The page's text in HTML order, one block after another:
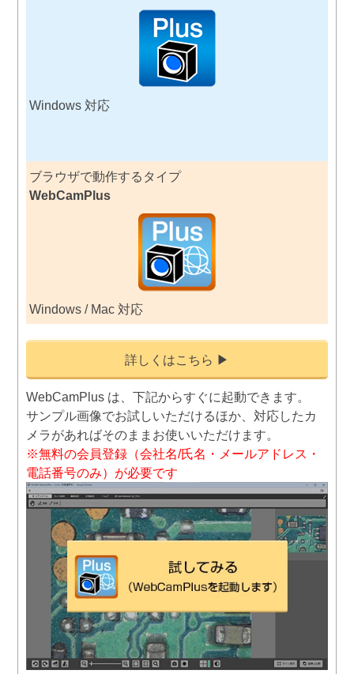
Windows 対応
ブラウザで動作するタイプ
WebCamPlus
Windows / Mac 対応
詳しくはこちら ▶
WebCamPlus は、下記からすぐに起動できます。
サンプル画像でお試しいただけるほか、対応したカ
メラがあればそのままお使いいただけます。
※無料の会員登録（会社名/氏名・メールアドレス・
電話番号のみ）が必要です